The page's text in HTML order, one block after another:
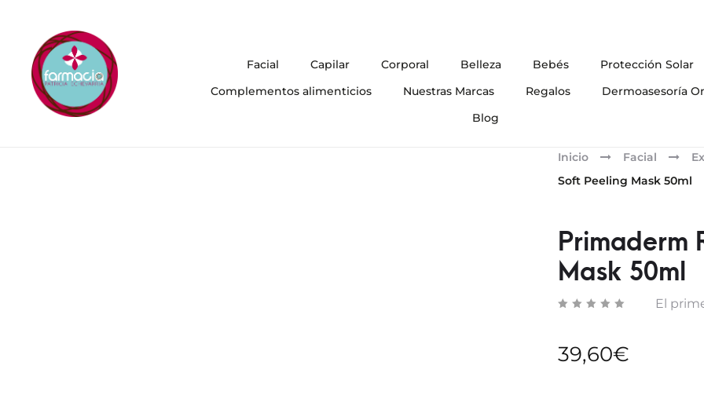
Facial Capilar Corporal Belleza Bebés
Protección Solar
Complementos alimenticios
Nuestras Marcas Regalos
Dermoasesoría
Blog
Inicio Facial
Soft Peeling Mask 50ml
Primaderm
Mask 50ml
El
39,60€